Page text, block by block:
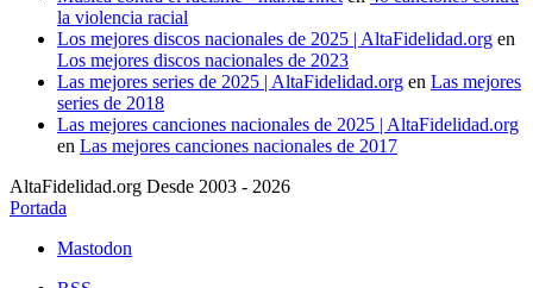
la violencia racial
Los mejores discos nacionales de 2025 | AltaFidelidad.org en
Los mejores discos nacionales de 2023
Las mejores series de 2025 | AltaFidelidad.org en Las mejores
series de 2018
Las mejores canciones nacionales de 2025 | AltaFidelidad.org
en Las mejores canciones nacionales de 2017
AltaFidelidad.org Desde 2003 - 2026
Portada
Mastodon